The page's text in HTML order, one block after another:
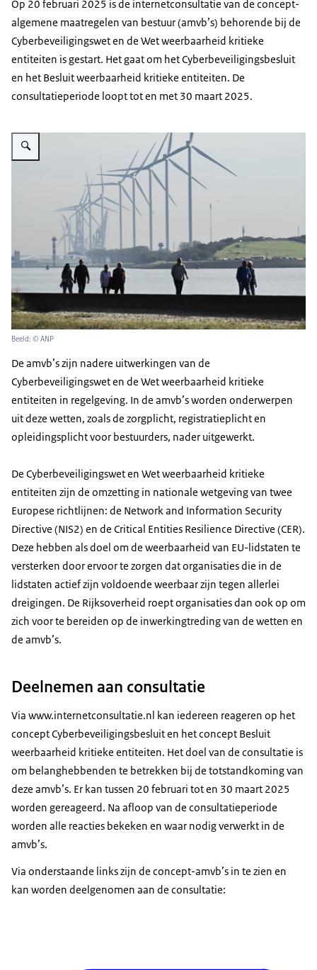
Op 20 februari 2025 is de internetconsultatie van de concept-
algemene maatregelen van bestuur (amvb’s) behorende bij de
Cyberbeveiligingswet en de Wet weerbaarheid kritieke
entiteiten is gestart. Het gaat om het Cyberbeveiligingsbesluit
en het Besluit weerbaarheid kritieke entiteiten. De
consultatieperiode loopt tot en met 30 maart 2025.
Vergroot afbeelding Windmolens langs de Nieuwe Waterweg in
Beeld: © ANP
De amvb’s zijn nadere uitwerkingen van de
Cyberbeveiligingswet en de Wet weerbaarheid kritieke
entiteiten in regelgeving. In de amvb’s worden onderwerpen
uit deze wetten, zoals de zorgplicht, registratieplicht en
opleidingsplicht voor bestuurders, nader uitgewerkt.
De Cyberbeveiligingswet en Wet weerbaarheid kritieke
entiteiten zijn de omzetting in nationale wetgeving van twee
Europese richtlijnen: de Network and Information Security
Directive (NIS2) en de Critical Entities Resilience Directive (CER).
Deze hebben als doel om de weerbaarheid van EU-lidstaten te
versterken door ervoor te zorgen dat organisaties die in de
lidstaten actief zijn voldoende weerbaar zijn tegen allerlei
dreigingen. De Rijksoverheid roept organisaties dan ook op om
zich voor te bereiden op de inwerkingtreding van de wetten en
de amvb’s.
Deelnemen aan consultatie
Via www.internetconsultatie.nl kan iedereen reageren op het
concept Cyberbeveiligingsbesluit en het concept Besluit
weerbaarheid kritieke entiteiten. Het doel van de consultatie is
om belanghebbenden te betrekken bij de totstandkoming van
deze amvb’s. Er kan tussen 20 februari tot en 30 maart 2025
worden gereageerd. Na afloop van de consultatieperiode
worden alle reacties bekeken en waar nodig verwerkt in de
amvb’s.
Via onderstaande links zijn de concept-amvb’s in te zien en
kan worden deelgenomen aan de consultatie: